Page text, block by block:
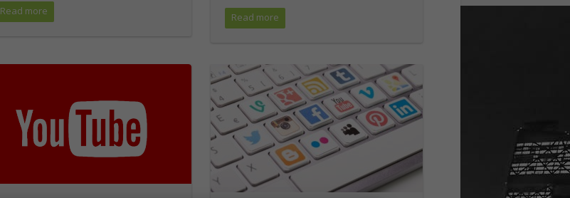
Read more Read more